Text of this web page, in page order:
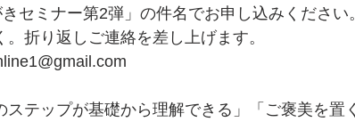
セミナー第2弾」の件名でお申し込みください。
折り返しご連絡を差し上げます。
ステップが基礎から理解できる」「ご褒美を置